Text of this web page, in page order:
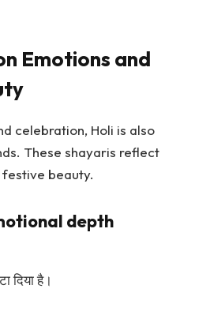
Emotions and
celebration, Holi is also
These shayaris reflect
beauty.
depth
दिया है।